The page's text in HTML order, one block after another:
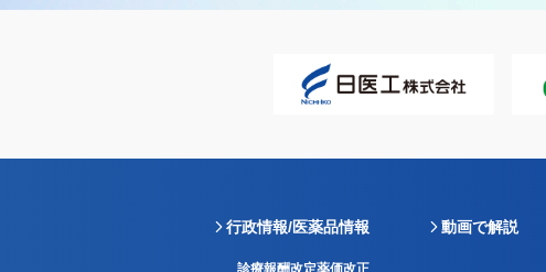
行政情報/医薬品情報
診療報酬改定薬価改正
動画で解説